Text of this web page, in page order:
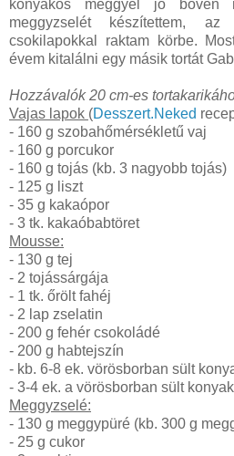
konyakos meggyel jó bőven
meggyzselét készítettem,
csokilapokkal raktam körbe.
évem kitalálni egy másik tortát
Hozzávalók 20 cm-es
Vajas lapok (Desszert.Neked
- 160 g szobahőmérsékletű vaj
- 160 g porcukor
- 160 g tojás (kb. 3 nagyobb tojás)
- 125 g liszt
- 35 g kakaópor
- 3 tk. kakaóbabtöret
Mousse:
- 130 g tej
- 2 tojássárgája
- 1 tk. őrölt fahéj
- 2 lap zselatin
- 200 g fehér csokoládé
- 200 g habtejszín
- kb. 6-8 ek. vörösborban sült
- 3-4 ek. a vörösborban sült
Meggyzselé:
- 130 g meggypüré (kb. 300 g
- 25 g cukor